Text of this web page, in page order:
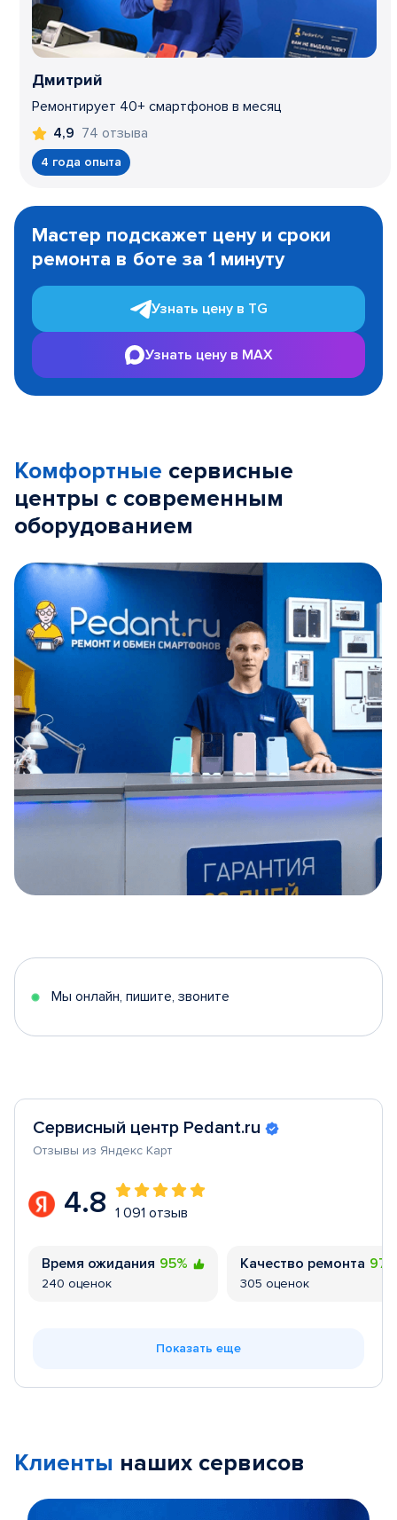
Дмитрий
Ремонтирует 40+ смартфонов в месяц
4,9 74 отзыва
4 года опыта
1
Мастер подскажет цену и сроки
ремонта в боте за 1 минуту
Узнать цену в TG
Узнать цену в MAX
Комфортные сервисные
центры с современным
оборудованием
5
Мы онлайн, пишите, звоните
Сервисный центр Pedant.ru
Отзывы из Яндекс Карт
4.8 1 091 отзыв
Время ожидания 95%
240 оценок
Качество ремонта
305 оценок
Показать еще
Клиенты наших сервисов